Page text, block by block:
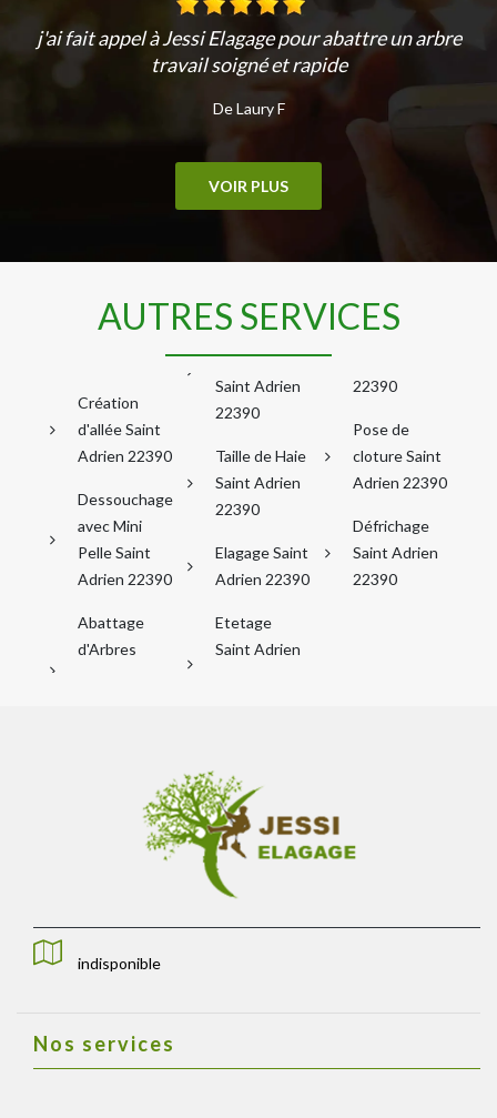
j'ai fait appel à Jessi Elagage pour abattre un arbre
travail soigné et rapide
De Laury F
VOIR PLUS
AUTRES SERVICES
Création
d'allée Saint
Adrien 22390
Dessouchage
avec Mini
Pelle Saint
Adrien 22390
Abattage
d'Arbres
Saint Adrien
22390
Taille de Haie
Saint Adrien
22390
Elagage Saint
Adrien 22390
Etetage
Saint Adrien
22390
Pose de
cloture Saint
Adrien 22390
Défrichage
Saint Adrien
22390
indisponible
Nos services